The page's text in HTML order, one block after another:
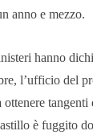
anno e mezzo.
hanno
l’ufficio del
ottenere
è fuggito